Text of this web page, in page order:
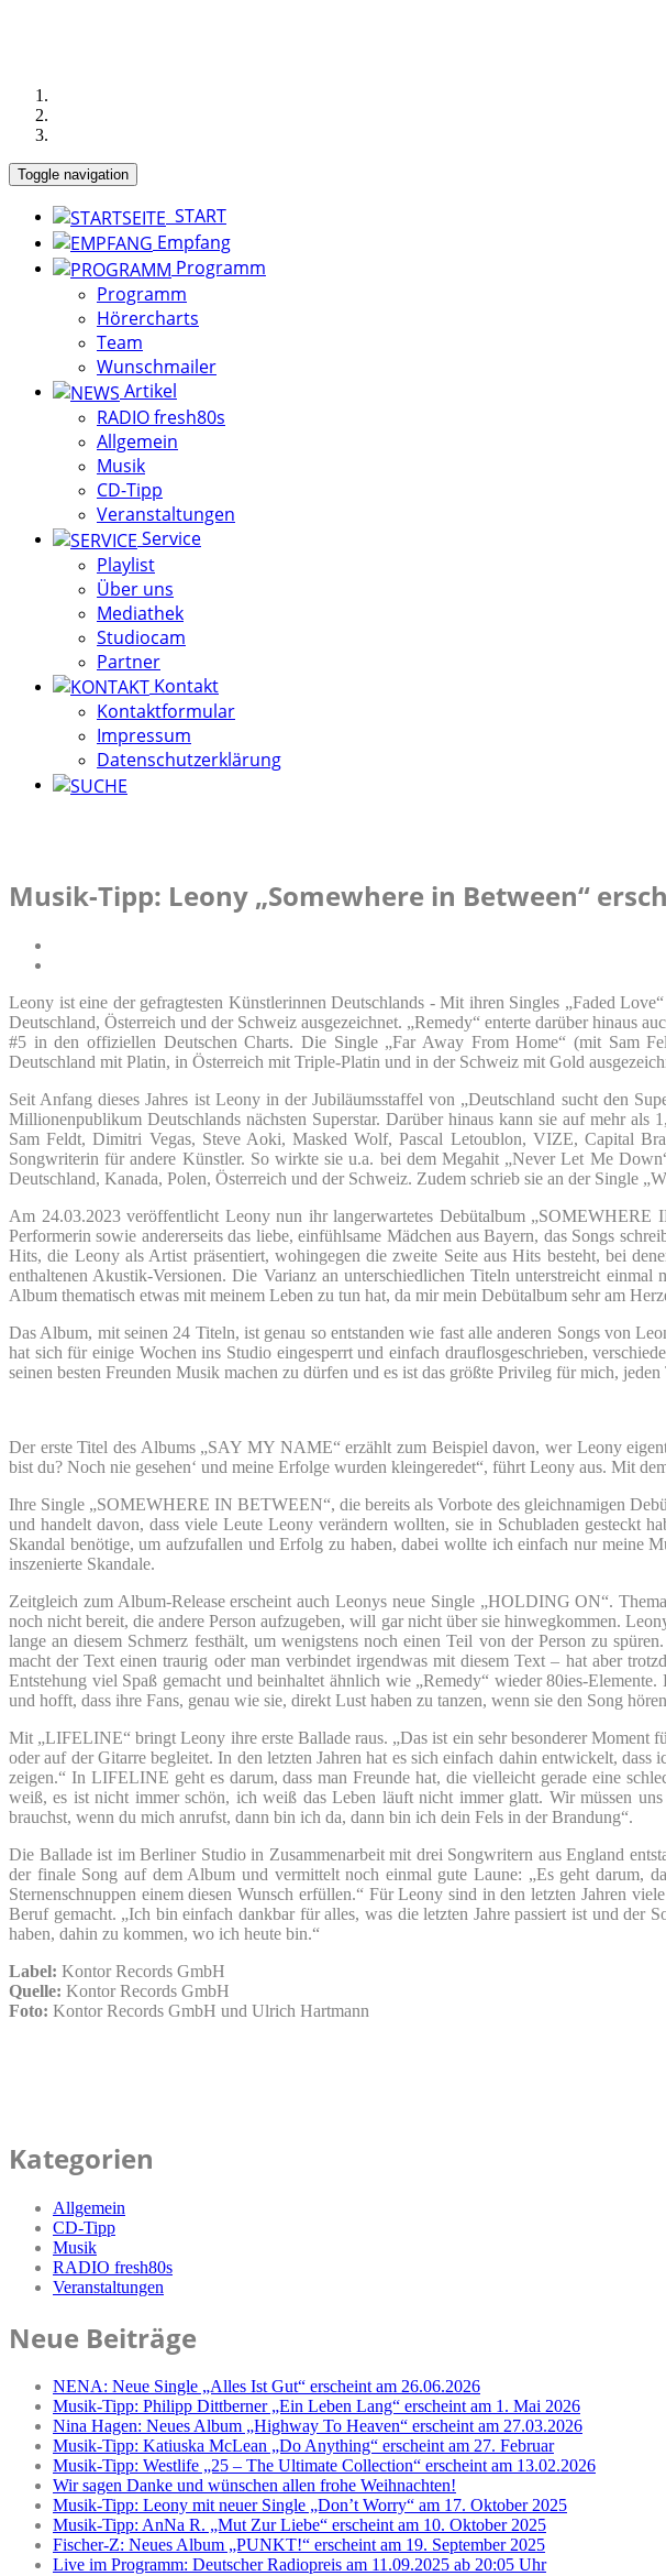
Toggle navigation
START
Empfang
Programm
Programm
Hörercharts
Team
Wunschmailer
Artikel
RADIO fresh80s
Allgemein
Musik
CD-Tipp
Veranstaltungen
Service
Playlist
Über uns
Mediathek
Studiocam
Partner
Kontakt
Kontaktformular
Impressum
Datenschutzerklärung
Musik-Tipp: Leony „Somewhere in Between“
Leony ist eine der gefragtesten Künstlerinnen Deutschlands - Mit ihren Singles „Faded
Deutschland, Österreich und der Schweiz ausgezeichnet. „Remedy“ enterte darüber hinaus
#5 in den offiziellen Deutschen Charts. Die Single „Far Away From Home“ (mit Sam
Deutschland mit Platin, in Österreich mit Triple-Platin und in der Schweiz mit Gold
Seit Anfang dieses Jahres ist Leony in der Jubiläumsstaffel von „Deutschland sucht den
Millionenpublikum Deutschlands nächsten Superstar. Darüber hinaus kann sie auf mehr
Sam Feldt, Dimitri Vegas, Steve Aoki, Masked Wolf, Pascal Letoublon, VIZE, Capital
Songwriterin für andere Künstler. So wirkte sie u.a. bei dem Megahit „Never Let Me
Deutschland, Kanada, Polen, Österreich und der Schweiz. Zudem schrieb sie an der
Am 24.03.2023 veröffentlicht Leony nun ihr langerwartetes Debütalbum
Performerin sowie andererseits das liebe, einfühlsame Mädchen aus Bayern, das Songs
Hits, die Leony als Artist präsentiert, wohingegen die zweite Seite aus Hits besteht, bei
enthaltenen Akustik-Versionen. Die Varianz an unterschiedlichen Titeln unterstreicht
Album thematisch etwas mit meinem Leben zu tun hat, da mir mein Debütalbum sehr am
Das Album, mit seinen 24 Titeln, ist genau so entstanden wie fast alle anderen Songs von
hat sich für einige Wochen ins Studio eingesperrt und einfach drauflosgeschrieben,
seinen besten Freunden Musik machen zu dürfen und es ist das größte Privileg für mich,
Der erste Titel des Albums „SAY MY NAME“ erzählt zum Beispiel davon, wer Leony
bist du? Noch nie gesehen‘ und meine Erfolge wurden kleingeredet“, führt Leony aus. Mit
Ihre Single „SOMEWHERE IN BETWEEN“, die bereits als Vorbote des gleichnamigen
und handelt davon, dass viele Leute Leony verändern wollten, sie in Schubladen gesteckt
Skandal benötige, um aufzufallen und Erfolg zu haben, dabei wollte ich einfach nur meine
inszenierte Skandale.
Zeitgleich zum Album-Release erscheint auch Leonys neue Single „HOLDING ON“.
noch nicht bereit, die andere Person aufzugeben, will gar nicht über sie hinwegkommen.
lange an diesem Schmerz festhält, um wenigstens noch einen Teil von der Person zu
macht der Text einen traurig oder man verbindet irgendwas mit diesem Text – hat aber
Entstehung viel Spaß gemacht und beinhaltet ähnlich wie „Remedy“ wieder 80ies-
und hofft, dass ihre Fans, genau wie sie, direkt Lust haben zu tanzen, wenn sie den Song
Mit „LIFELINE“ bringt Leony ihre erste Ballade raus. „Das ist ein sehr besonderer
oder auf der Gitarre begleitet. In den letzten Jahren hat es sich einfach dahin entwickelt,
zeigen.“ In LIFELINE geht es darum, dass man Freunde hat, die vielleicht gerade eine
weiß, es ist nicht immer schön, ich weiß das Leben läuft nicht immer glatt. Wir müssen
brauchst, wenn du mich anrufst, dann bin ich da, dann bin ich dein Fels in der Brandung“.
Die Ballade ist im Berliner Studio in Zusammenarbeit mit drei Songwritern aus England
der finale Song auf dem Album und vermittelt noch einmal gute Laune: „Es geht darum,
Sternenschnuppen einem diesen Wunsch erfüllen.“ Für Leony sind in den letzten Jahren
Beruf gemacht. „Ich bin einfach dankbar für alles, was die letzten Jahre passiert ist und der
haben, dahin zu kommen, wo ich heute bin.“
Label: Kontor Records GmbH
Quelle: Kontor Records GmbH
Foto: Kontor Records GmbH und Ulrich Hartmann
Kategorien
Allgemein
CD-Tipp
Musik
RADIO fresh80s
Veranstaltungen
Neue Beiträge
NENA: Neue Single „Alles Ist Gut“ erscheint am 26.06.2026
Musik-Tipp: Philipp Dittberner „Ein Leben Lang“ erscheint am 1. Mai 2026
Nina Hagen: Neues Album „Highway To Heaven“ erscheint am 27.03.2026
Musik-Tipp: Katiuska McLean „Do Anything“ erscheint am 27. Februar
Musik-Tipp: Westlife „25 – The Ultimate Collection“ erscheint am 13.02.2026
Wir sagen Danke und wünschen allen frohe Weihnachten!
Musik-Tipp: Leony mit neuer Single „Don’t Worry“ am 17. Oktober 2025
Musik-Tipp: AnNa R. „Mut Zur Liebe“ erscheint am 10. Oktober 2025
Fischer-Z: Neues Album „PUNKT!“ erscheint am 19. September 2025
Live im Programm: Deutscher Radiopreis am 11.09.2025 ab 20:05 Uhr